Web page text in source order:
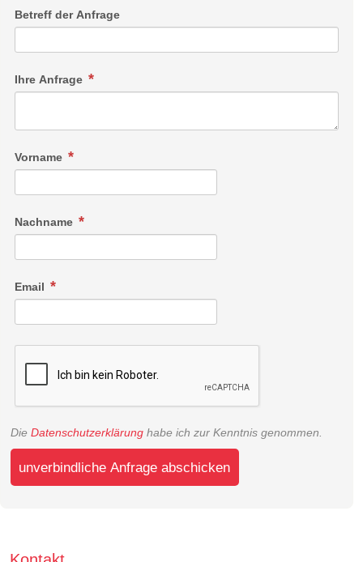
Betreff der Anfrage
Ihre Anfrage
Vorname
Nachname
Email
Die Datenschutzerklärung habe ich zur Kenntnis genommen.
unverbindliche Anfrage abschicken